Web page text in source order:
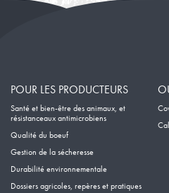
POUR LES PRODUCTEURS
Santé et bien-être des animaux, et
résistanceaux antimicrobiens
Qualité du boeuf
Gestion de la sécheresse
Durabilité environnementale
Dossiers agricoles, repères et pratiques